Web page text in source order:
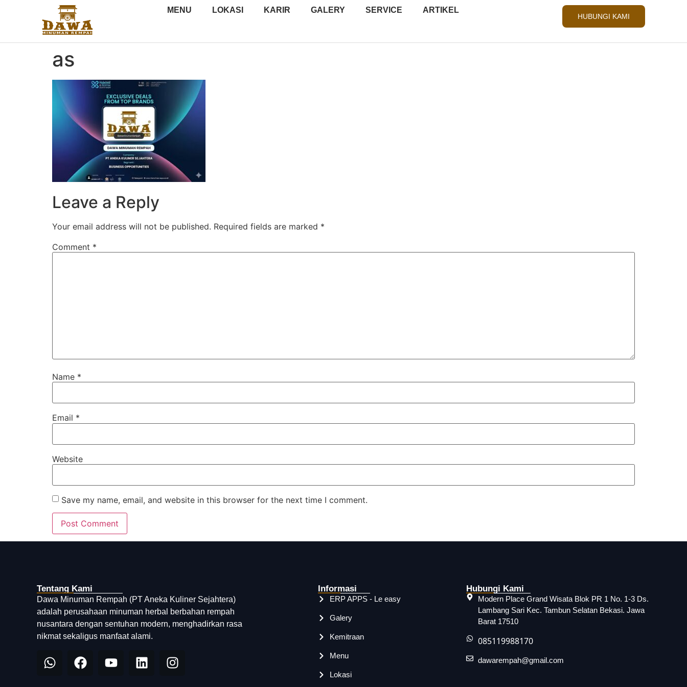
MENU LOKASI KARIR GALERY SERVICE ARTIKEL
HUBUNGI KAMI
as
Leave a Reply
Your email address will not be published. Required fields are marked *
Comment *
Name *
Email *
Website
Save my name, email, and website in this browser for the next time I comment.
Tentang Kami
Dawa Minuman Rempah (PT Aneka Kuliner Sejahtera)
adalah perusahaan minuman herbal berbahan rempah
nusantara dengan sentuhan modern, menghadirkan rasa
nikmat sekaligus manfaat alami.
Informasi
ERP APPS - Le easy
Galery
Kemitraan
Menu
Lokasi
Hubungi Kami
Modern Place Grand Wisata Blok PR 1 No. 1-3 Ds.
Lambang Sari Kec. Tambun Selatan Bekasi. Jawa
Barat 17510
085119988170
dawarempah@gmail.com